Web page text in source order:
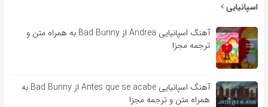
اسپانیایی
آهنگ اسپانیایی Andrea از Bad Bunny به همراه متن و
ترجمه مجزا
آهنگ اسپانیایی Antes que se acabe از Bad Bunny به
همراه متن و ترجمه مجزا